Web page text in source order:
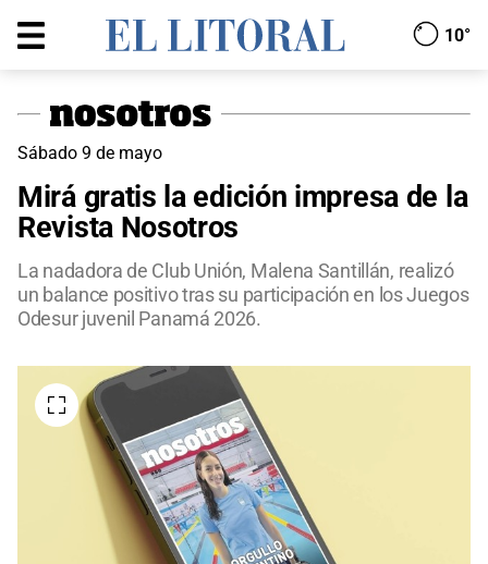
10°
Sábado 9 de mayo
Mirá gratis la edición impresa de la
Revista Nosotros
La nadadora de Club Unión, Malena Santillán, realizó
un balance positivo tras su participación en los Juegos
Odesur juvenil Panamá 2026.